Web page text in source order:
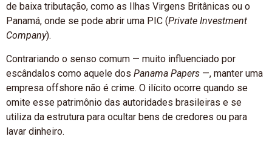
de baixa tributação, como as Ilhas Virgens Britânicas ou o
Panamá, onde se pode abrir uma PIC (Private Investment
Company).
Contrariando o senso comum — muito influenciado por
escândalos como aquele dos Panama Papers —, manter uma
empresa offshore não é crime. O ilícito ocorre quando se
omite esse patrimônio das autoridades brasileiras e se
utiliza da estrutura para ocultar bens de credores ou para
lavar dinheiro.